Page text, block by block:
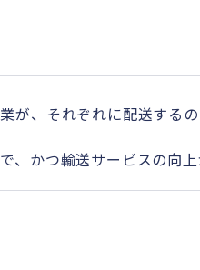
が、それぞれに配送す
、かつ輸送サービスの向上